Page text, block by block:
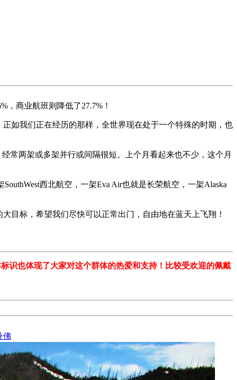
商业航班则降低了27.7%！
如我们正在经历的那样，全世界现在处于一个特殊的时期，也
常两架或多架并行或间隔很短。上个月看起来也不少，这个月
西北航空，一架Eva Air也就是长荣航空，一架Alaska
目标，希望我们尽快可以正常出门，自由地在蓝天上飞翔！
识也体现了大家对这个群体的热爱和支持！比较受欢迎的佩戴
佛